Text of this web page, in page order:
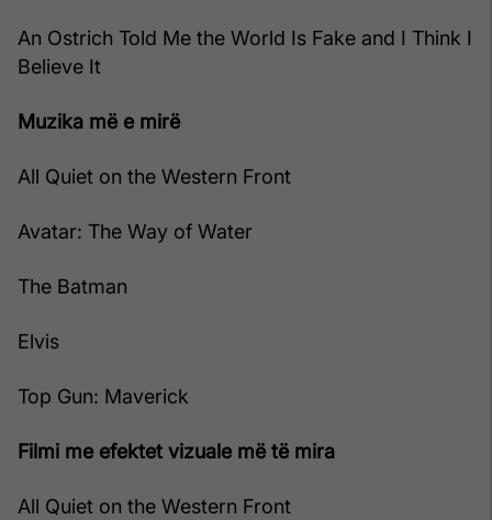
An Ostrich Told Me the World Is Fake and I Think I
Believe It
Muzika më e mirë
All Quiet on the Western Front
Avatar: The Way of Water
The Batman
Elvis
Top Gun: Maverick
Filmi me efektet vizuale më të mira
All Quiet on the Western Front